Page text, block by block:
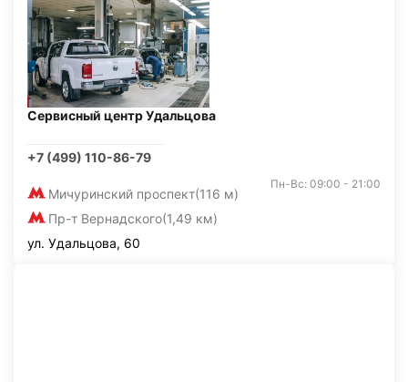
Сервисный центр Удальцова
+7 (499) 110-86-79
Мичуринский проспект(116 м)
Пр-т Вернадского(1,49 км)
Пн-Вс: 09:00 - 21:00
ул. Удальцова, 60